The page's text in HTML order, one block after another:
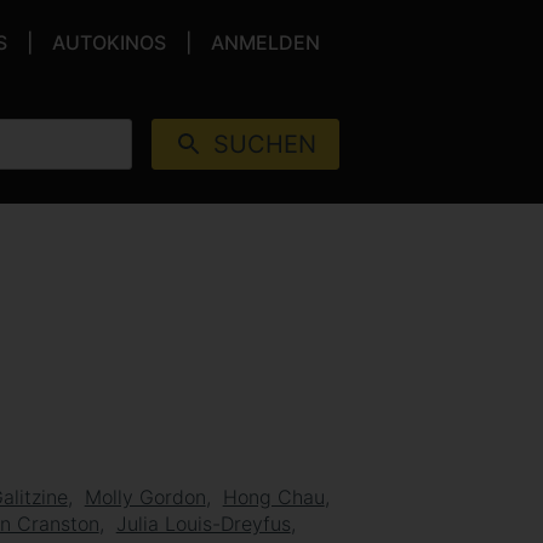
AUTOKINOS ANMELDEN
SUCHEN
Molly Gordon
Hong Chau
Cranston
Julia Louis-Dreyfus